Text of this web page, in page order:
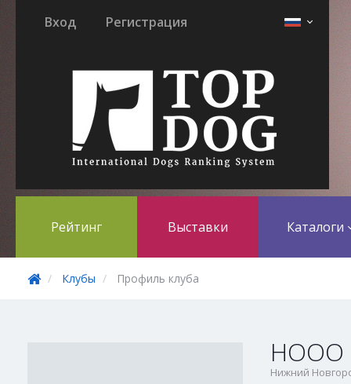
Вход Регистрация
Рейтинг Выставки Каталоги
Клубы Профиль клуба
НООО
Нижний